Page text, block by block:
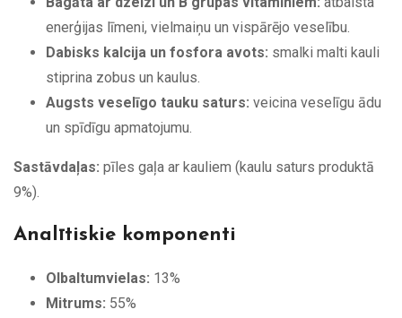
enerģijas līmeni, vielmaiņu un vispārējo veselību.
Dabisks kalcija un fosfora avots: smalki malti kauli
stiprina zobus un kaulus.
Augsts veselīgo tauku saturs: veicina veselīgu ādu
un spīdīgu apmatojumu.
Sastāvdaļas: pīles gaļa ar kauliem (kaulu saturs produktā
9%).
Analītiskie komponenti
Olbaltumvielas: 13%
Mitrums: 55%